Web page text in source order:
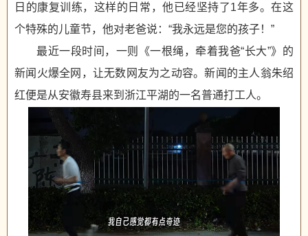
日的康复训练，这样的日常，他已经坚持了1年多。在这
个特殊的儿童节，他对老爸说：“我永远是您的孩子！”
最近一段时间，一则《一根绳，牵着我爸“长大”》的
新闻火爆全网，让无数网友为之动容。新闻的主人翁朱绍
红便是从安徽寿县来到浙江平湖的一名普通打工人。